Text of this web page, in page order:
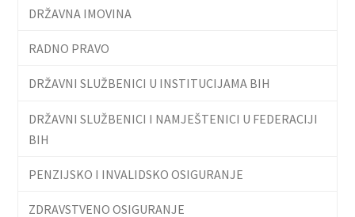
DRŽAVNA IMOVINA
RADNO PRAVO
DRŽAVNI SLUŽBENICI U INSTITUCIJAMA BIH
DRŽAVNI SLUŽBENICI I NAMJEŠTENICI U FEDERACIJI
BIH
PENZIJSKO I INVALIDSKO OSIGURANJE
ZDRAVSTVENO OSIGURANJE